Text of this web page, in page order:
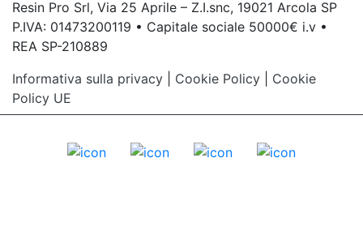
Resin Pro Srl, Via 25 Aprile – Z.I.snc, 19021 Arcola SP
P.IVA: 01473200119 • Capitale sociale 50000€ i.v •
REA SP-210889
Informativa sulla privacy
Cookie Policy
Cookie
Policy UE